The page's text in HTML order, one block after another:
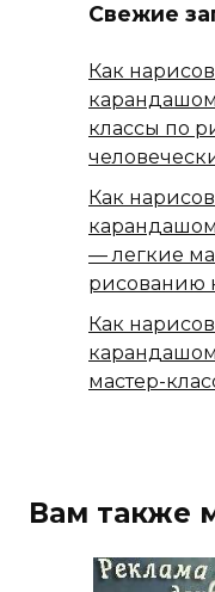
Свежие
Как
классы по
Как
— легкие
рисованию
Как
мастер-
Вам также